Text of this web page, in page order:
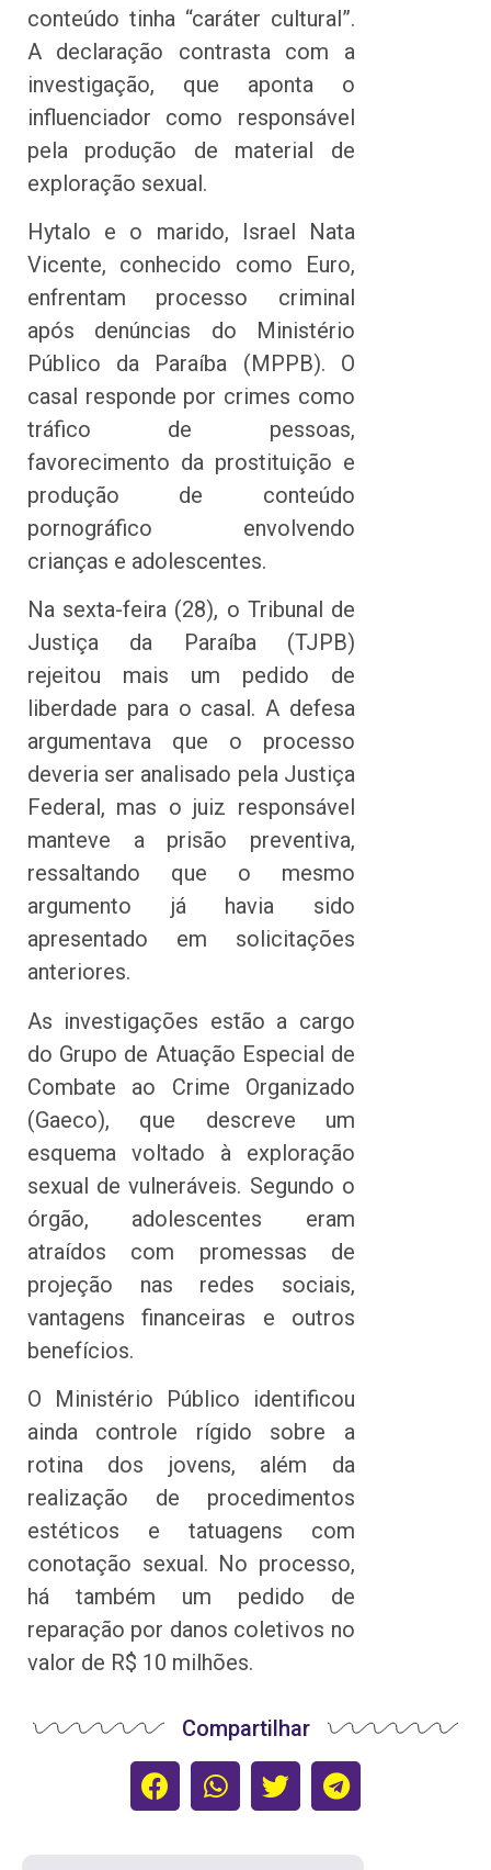
conteúdo tinha “caráter cultural”.
A declaração contrasta com a
investigação, que aponta o
influenciador como responsável
pela produção de material de
exploração sexual.
Hytalo e o marido, Israel Nata
Vicente, conhecido como Euro,
enfrentam processo criminal
após denúncias do Ministério
Público da Paraíba (MPPB). O
casal responde por crimes como
tráfico de pessoas,
favorecimento da prostituição e
produção de conteúdo
pornográfico envolvendo
crianças e adolescentes.
Na sexta-feira (28), o Tribunal de
Justiça da Paraíba (TJPB)
rejeitou mais um pedido de
liberdade para o casal. A defesa
argumentava que o processo
deveria ser analisado pela Justiça
Federal, mas o juiz responsável
manteve a prisão preventiva,
ressaltando que o mesmo
argumento já havia sido
apresentado em solicitações
anteriores.
As investigações estão a cargo
do Grupo de Atuação Especial de
Combate ao Crime Organizado
(Gaeco), que descreve um
esquema voltado à exploração
sexual de vulneráveis. Segundo o
órgão, adolescentes eram
atraídos com promessas de
projeção nas redes sociais,
vantagens financeiras e outros
benefícios.
O Ministério Público identificou
ainda controle rígido sobre a
rotina dos jovens, além da
realização de procedimentos
estéticos e tatuagens com
conotação sexual. No processo,
há também um pedido de
reparação por danos coletivos no
valor de R$ 10 milhões.
Compartilhar